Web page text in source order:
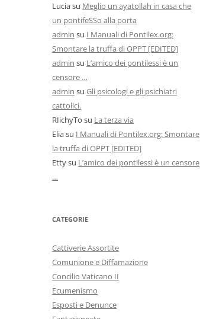
Luciasu Meglio un ayatollah in casa che
un pontifeSSo alla porta
admin su I Manuali di Pontilex.org:
Smontare la truffa di OPPT [EDITED]
admin su L’amico dei pontilessi è un
censore …
admin su Gli psicologi e gli psichiatri
cattolici.
RIichyTo su La terza via
Eliasu I Manuali di Pontilex.org: Smontare
la truffa di OPPT [EDITED]
Ettysu L’amico dei pontilessi è un censore
…
CATEGORIE
Cattiverie Assortite
Comunione e Diffamazione
Concilio Vaticano II
Ecumenismo
Esposti e Denunce